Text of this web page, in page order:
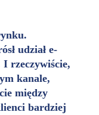
udział e-
rzeczywiście,
kanale,
między
bardziej